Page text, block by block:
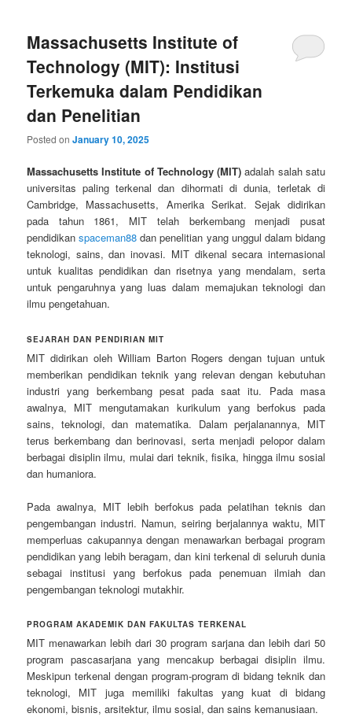
Massachusetts Institute of
Technology (MIT): Institusi
Terkemuka dalam Pendidikan
dan Penelitian
Posted onJanuary 10, 2025
Massachusetts Institute of Technology (MIT) adalah salah satu
universitas paling terkenal dan dihormati di dunia, terletak di
Cambridge, Massachusetts, Amerika Serikat. Sejak didirikan
pada tahun 1861, MIT telah berkembang menjadi pusat
pendidikanspaceman88 dan penelitian yang unggul dalam bidang
teknologi, sains, dan inovasi. MIT dikenal secara internasional
untuk kualitas pendidikan dan risetnya yang mendalam, serta
untuk pengaruhnya yang luas dalam memajukan teknologi dan
ilmu pengetahuan.
SEJARAH DAN PENDIRIAN MIT
MIT didirikan oleh William Barton Rogers dengan tujuan untuk
memberikan pendidikan teknik yang relevan dengan kebutuhan
industri yang berkembang pesat pada saat itu. Pada masa
awalnya, MIT mengutamakan kurikulum yang berfokus pada
sains, teknologi, dan matematika. Dalam perjalanannya, MIT
terus berkembang dan berinovasi, serta menjadi pelopor dalam
berbagai disiplin ilmu, mulai dari teknik, fisika, hingga ilmu sosial
dan humaniora.
Pada awalnya, MIT lebih berfokus pada pelatihan teknis dan
pengembangan industri. Namun, seiring berjalannya waktu, MIT
memperluas cakupannya dengan menawarkan berbagai program
pendidikan yang lebih beragam, dan kini terkenal di seluruh dunia
sebagai institusi yang berfokus pada penemuan ilmiah dan
pengembangan teknologi mutakhir.
PROGRAM AKADEMIK DAN FAKULTAS TERKENAL
MIT menawarkan lebih dari 30 program sarjana dan lebih dari 50
program pascasarjana yang mencakup berbagai disiplin ilmu.
Meskipun terkenal dengan program-program di bidang teknik dan
teknologi, MIT juga memiliki fakultas yang kuat di bidang
ekonomi, bisnis, arsitektur, ilmu sosial, dan sains kemanusiaan.